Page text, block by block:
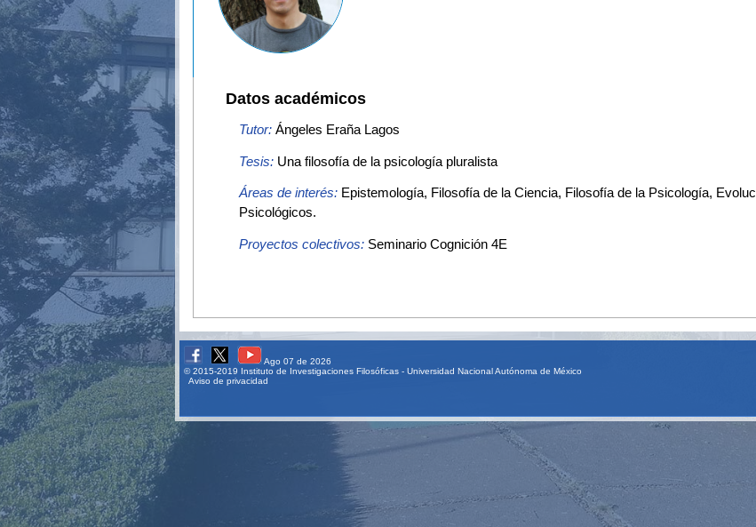
Datos académicos
Tutor:Ángeles Eraña Lagos
Tesis: Una filosofía de la psicología pluralista
Áreas de interés: Epistemología, Filosofía de la Ciencia, Filosofía de la Psicología,
Psicológicos.
Proyectos colectivos: Seminario Cognición 4E
Ago 07 de 2026
© 2015-2019 Instituto de Investigaciones Filosóficas - Universidad Nacional Autónoma de México
Aviso de privacidad